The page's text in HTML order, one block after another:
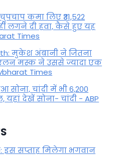
कमा लिए ₹31,522
लगने दी हवा, कैसे हुए यह
Times
मुकेश अंबानी ने जितना
मस्क ने उससे ज्यादा एक
Times
सोना, चांदी में भी 6,200
यहां देखें सोना- चांदी - ABP
इस सप्ताह मिलेगा भगवान